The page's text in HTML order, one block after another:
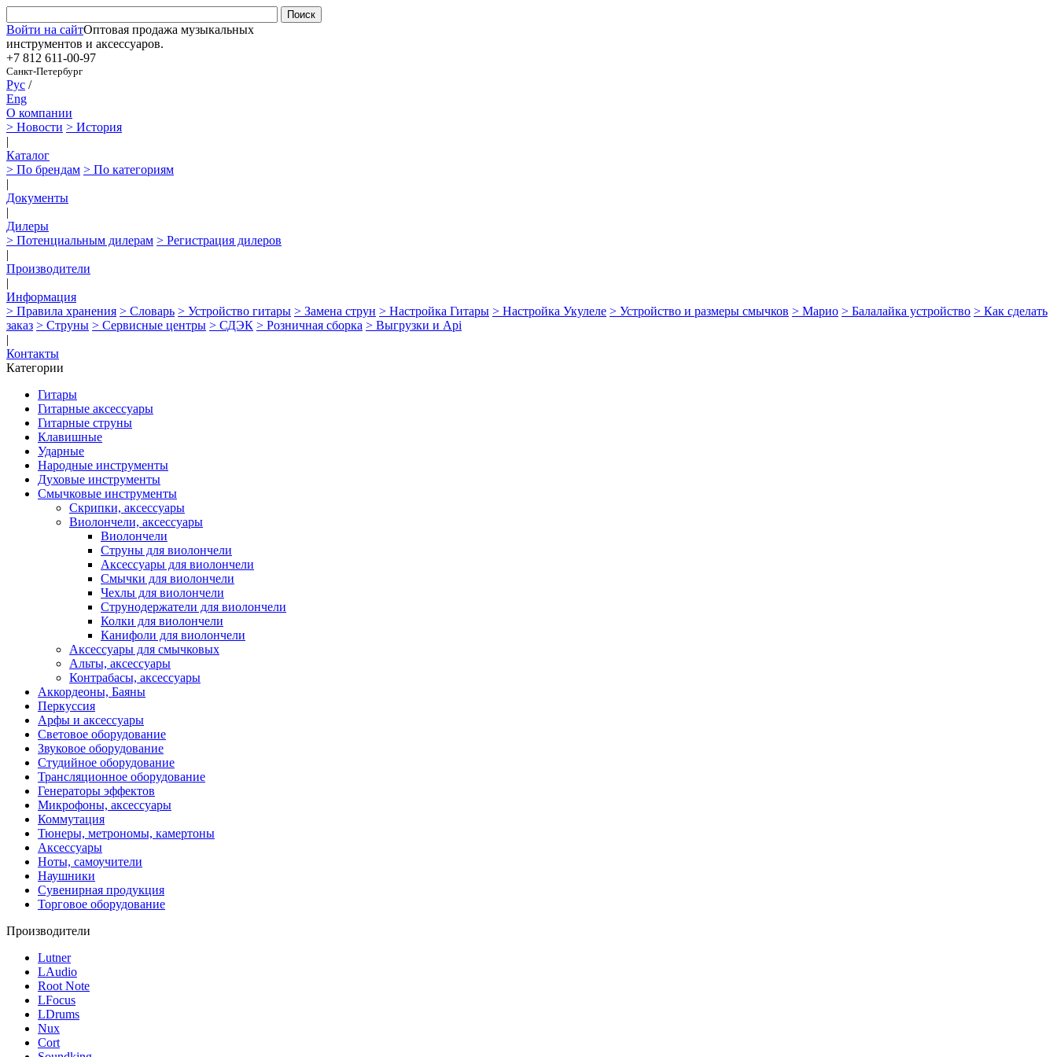
Войти на сайтОптовая продажа музыкальных
инструментов и аксессуаров.
+7 812 611-00-97
Санкт-Петербург
Рус /
Eng
О компании
> Новости > История
|
Каталог
> По брендам > По категориям
|
Документы
|
Дилеры
> Потенциальным дилерам > Регистрация дилеров
|
Производители
|
Информация
> Правила хранения > Словарь > Устройство гитары > Замена струн > Настройка Гитары > Настройка Укулеле > Устройство и размеры смычков > Марио > Балалайка устройство > Как сделать
заказ > Струны > Сервисные центры > СДЭК > Розничная сборка > Выгрузки и Api
|
Контакты
Категории
Гитары
Гитарные аксессуары
Гитарные струны
Клавишные
Ударные
Народные инструменты
Духовые инструменты
Смычковые инструменты
Скрипки, аксессуары
Виолончели, аксессуары
Виолончели
Струны для виолончели
Аксессуары для виолончели
Смычки для виолончели
Чехлы для виолончели
Струнодержатели для виолончели
Колки для виолончели
Канифоли для виолончели
Аксессуары для смычковых
Альты, аксессуары
Контрабасы, аксессуары
Аккордеоны, Баяны
Перкуссия
Арфы и аксессуары
Световое оборудование
Звуковое оборудование
Студийное оборудование
Трансляционное оборудование
Генераторы эффектов
Микрофоны, аксессуары
Коммутация
Тюнеры, метрономы, камертоны
Аксессуары
Ноты, самоучители
Наушники
Сувенирная продукция
Торговое оборудование
Производители
Lutner
LAudio
Root Note
LFocus
LDrums
Nux
Cort